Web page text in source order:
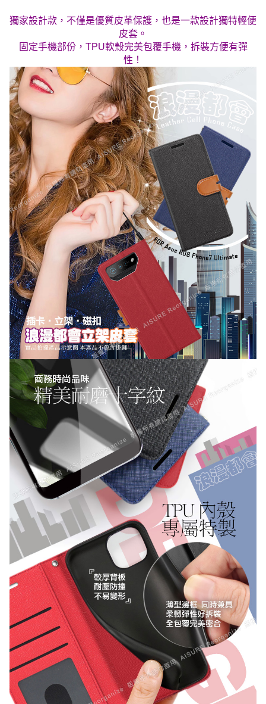
獨家設計款，不僅是優質皮革保護，也是一款設計獨特輕便
皮套。
固定手機部份，TPU軟殼完美包覆手機，拆裝方便有彈
性！